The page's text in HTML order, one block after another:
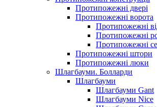
Протипожежні двері
Протипожежні ворота
Протипожежні
Протипожежні
Протипожежні
Протипожежні штори
Протипожежні люки
Шлагбауми. Болларди
Шлагбауми
Шлагбауми Gant
Шлагбауми Nice